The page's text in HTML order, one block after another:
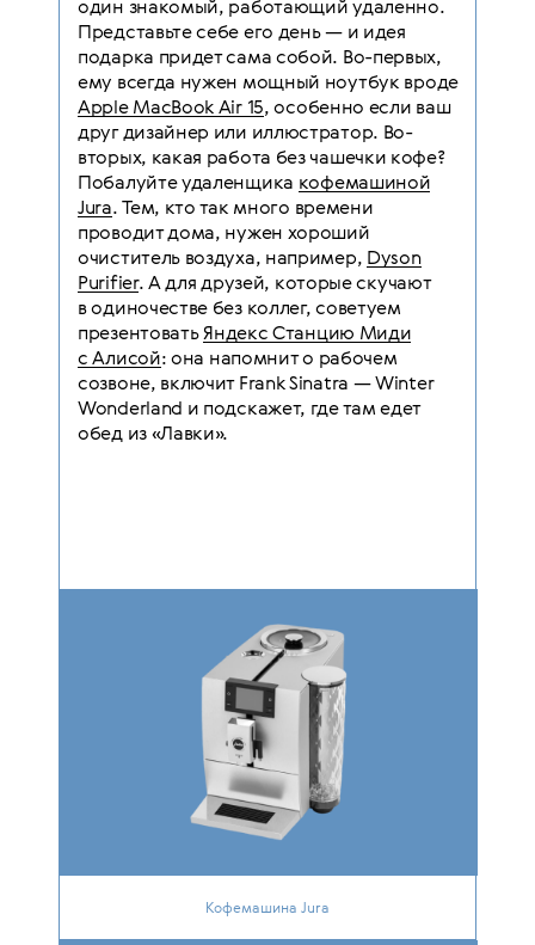
один знакомый, работающий удаленно.
Представьте себе его день — и идея
подарка придет сама собой. Во-первых,
ему всегда нужен мощный ноутбук вроде
Apple MacBook Air 15, особенно если ваш
друг дизайнер или иллюстратор. Во-
вторых, какая работа без чашечки кофе?
Побалуйте удаленщика кофемашиной
Jura. Тем, кто так много времени
проводит дома, нужен хороший
очиститель воздуха, например, Dyson
Purifier. А для друзей, которые скучают
в одиночестве без коллег, советуем
презентоватьЯндекс Станцию Миди
с Алисой: она напомнит о рабочем
созвоне, включит Frank Sinatra — Winter
Wonderland и подскажет, где там едет
обед из «Лавки».
Кофемашина Jura